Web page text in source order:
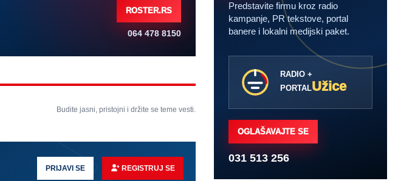
ROSTER.RS
064 478 8150
Budite jasni, pristojni i držite se teme vesti.
PRIJAVI SE REGISTRUJ SE
Predstavite firmu kroz radio
kampanje, PR tekstove, portal
banere i lokalni medijski paket.
RADIO +
PORTALUžice
OGLAŠAVAJTE SE
031 513 256